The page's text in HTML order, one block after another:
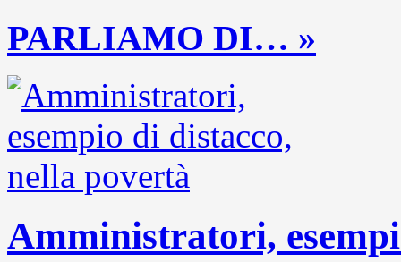
PARLIAMO DI… »
Amministratori,